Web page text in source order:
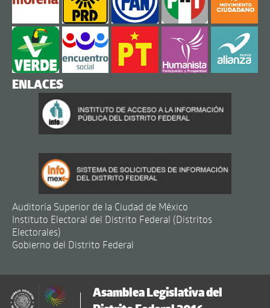
ENLACES
Auditoría Superior de la Ciudad de México
Instituto Electoral del Distrito Federal (Distritos
Electorales)
Gobierno del Distrito Federal
Asamblea Legislativa del